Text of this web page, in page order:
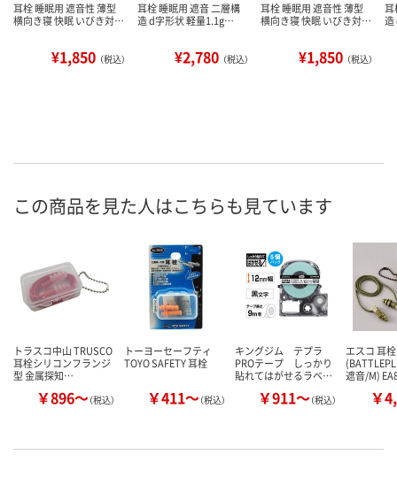
耳栓 睡眠用 遮音性 薄型
横向き寝 快眠 いびき対…
¥1,850 （税込）
耳栓 睡眠用 遮音 二層構
造 d字形状 軽量1.1g…
¥2,780 （税込）
耳栓 睡眠用 遮音性 薄型
横向き寝 快眠 いびき対…
¥1,850 （税込）
耳
造
この商品を見た人はこちらも見ています
トラスコ中山 TRUSCO
耳栓シリコンフランジ
型 金属探知…
￥896～（税込）
トーヨーセーフティ
TOYO SAFETY 耳栓
￥411～（税込）
キングジム テプラ
PROテープ しっかり
貼れてはがせるラベ…
￥911～（税込）
エスコ 耳栓
遮音/M)
￥